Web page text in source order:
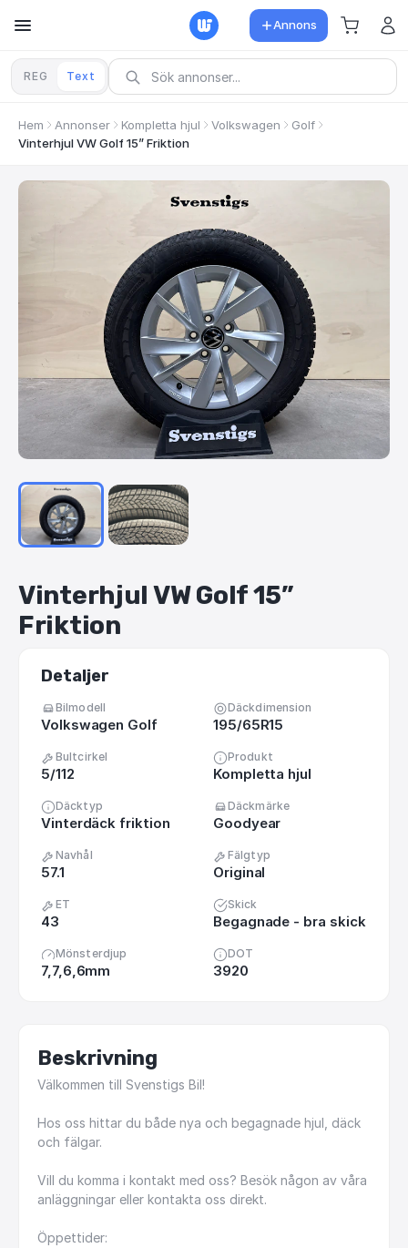
Annons
REG Text
Hem Annonser Kompletta hjul Volkswagen
Golf
Vinterhjul VW Golf 15” Friktion
Vinterhjul VW Golf15”
Friktion
Detaljer
Bilmodell
Volkswagen Golf
Däckdimension
195/65R15
Bultcirkel
5/112
Produkt
Kompletta hjul
Däcktyp
Vinterdäck friktion
Däckmärke
Goodyear
Navhål
57.1
Fälgtyp
Original
ET
43
Skick
Begagnade - bra skick
Mönsterdjup
7,7,6,6mm
DOT
3920
Beskrivning
Välkommen till Svenstigs Bil!
Hos oss hittar du både nya och begagnade hjul, däck
och fälgar.
Vill du komma i kontakt med oss? Besök någon av våra
anläggningar eller kontakta oss direkt.
Öppettider: